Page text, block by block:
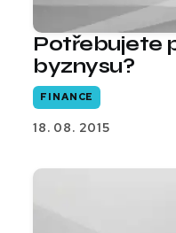
Potřebujete
byznysu?
FINANCE
18. 08. 2015